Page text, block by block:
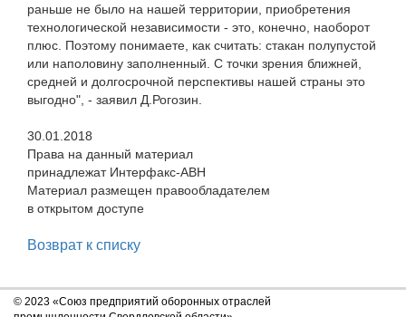
раньше не было на нашей территории, приобретения
технологической независимости - это, конечно, наоборот
плюс. Поэтому понимаете, как считать: стакан полупустой
или наполовину заполненный. С точки зрения ближней,
средней и долгосрочной перспективы нашей страны это
выгодно", - заявил Д.Рогозин.
30.01.2018
Права на данный материал
принадлежат Интерфакс-АВН
Материал размещен правообладателем
в открытом доступе
Возврат к списку
© 2023 «Союз предприятий оборонных отраслей